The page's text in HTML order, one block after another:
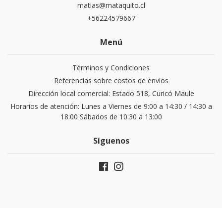
matias@mataquito.cl
+56224579667
Menú
Términos y Condiciones
Referencias sobre costos de envíos
Dirección local comercial: Estado 518, Curicó Maule
Horarios de atención: Lunes a Viernes de 9:00 a 14:30 / 14:30 a
18:00 Sábados de 10:30 a 13:00
Síguenos